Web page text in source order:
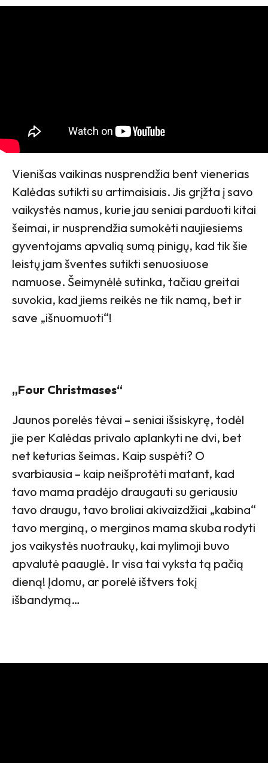
Vienišas vaikinas nusprendžia bent vienerias
Kalėdas sutikti su artimaisiais. Jis grįžta į savo
vaikystės namus, kurie jau seniai parduoti kitai
šeimai, ir nusprendžia sumokėti naujiesiems
gyventojams apvalią sumą pinigų, kad tik šie
leistų jam šventes sutikti senuosiuose
namuose. Šeimynėlė sutinka, tačiau greitai
suvokia, kad jiems reikės ne tik namą, bet ir
save „išnuomuoti“!
„Four Christmases“
Jaunos porelės tėvai – seniai išsiskyrę, todėl
jie per Kalėdas privalo aplankyti ne dvi, bet
net keturias šeimas. Kaip suspėti? O
svarbiausia – kaip neišprotėti matant, kad
tavo mama pradėjo draugauti su geriausiu
tavo draugu, tavo broliai akivaizdžiai „kabina“
tavo merginą, o merginos mama skuba rodyti
jos vaikystės nuotraukų, kai mylimoji buvo
apvalutė paauglė. Ir visa tai vyksta tą pačią
dieną! Įdomu, ar porelė ištvers tokį
išbandymą…